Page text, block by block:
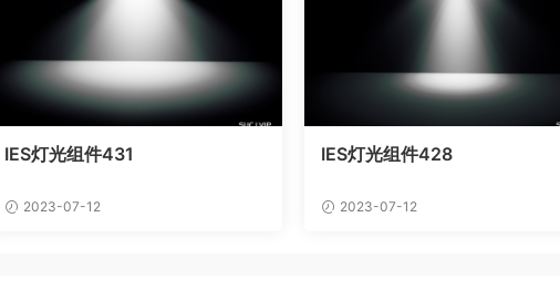
IES灯光组件431
2023-07-12
IES灯光组件428
2023-07-12